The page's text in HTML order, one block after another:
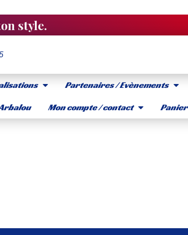
style.
Partenaires / Evènements
Mon compte / contact Panier